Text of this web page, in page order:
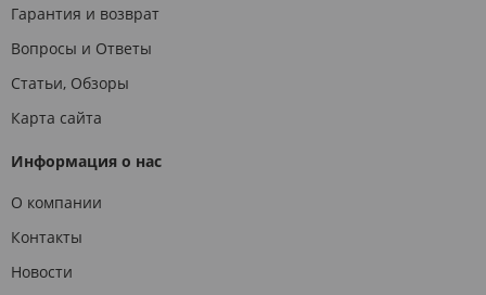
Гарантия и возврат
Вопросы и Ответы
Статьи, Обзоры
Карта сайта
Информация о нас
О компании
Контакты
Новости